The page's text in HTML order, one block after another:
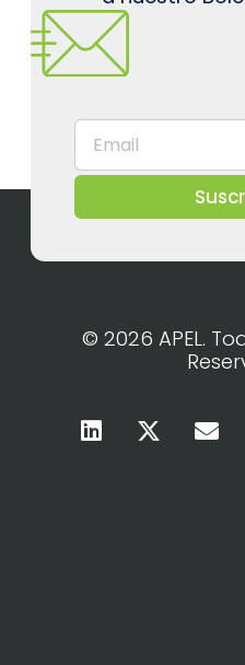
© 2026 APEL.